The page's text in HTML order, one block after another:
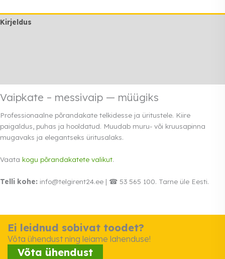
Kirjeldus
Vaipkate – messivaip — müügiks
Professionaalne põrandakate telkidesse ja üritustele. Kiire
paigaldus, puhas ja hooldatud. Muudab muru- või kruusapinna
mugavaks ja elegantseks üritusalaks.
Vaata kogu põrandakatete valikut.
Telli kohe: info@telgirent24.ee | ☎ 53 565 100. Tarne üle Eesti.
Ei leidnud sobivat toodet?
Võta ühendust ning leiame lahenduse!
Võta ühendust